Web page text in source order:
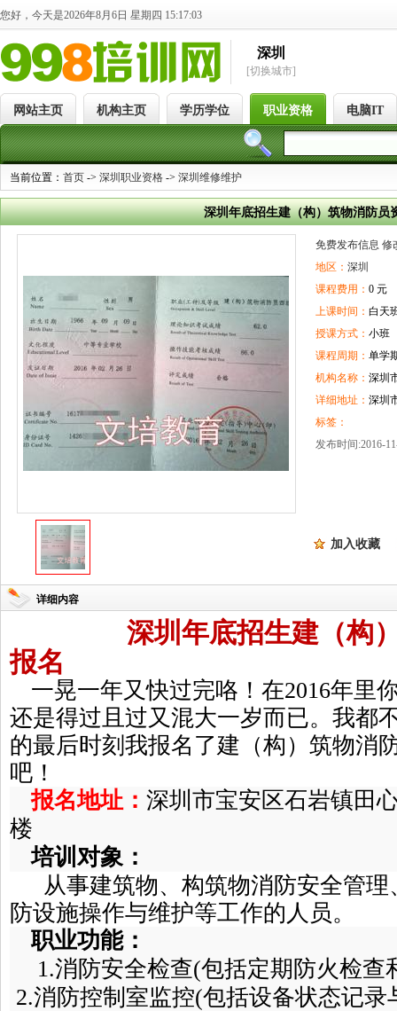
您好，今天是2026年8月6日 星期四 15:17:03
深圳
[切换城市]
网站主页 机构主页 学历学位 职业资格 电脑IT
当前位置： 首页 -> 深圳职业资格 -> 深圳维修维护
深圳年底招生建（构）筑物消防员
免费发布信息 修
地区： 深圳
课程费用： 0 元
上课时间： 白天
授课方式： 小班
课程周期： 单学
机构名称： 深圳
详细地址： 深圳
标签：
发布时间:2016-
加入收藏
详细内容
深圳年底招生建（构
报名
一晃一年又快过完咯！在2016年里
还是得过且过又混大一岁而已。我都
的最后时刻我报名了建（构）筑物消
吧！
报名地址： 深圳市宝安区石岩镇田
楼
培训对象：
从事建筑物、构筑物消防安全管
防设施操作与维护等工作的人员。
职业功能：
1.消防安全检查(包括定期防火检查
2.消防控制室监控(包括设备状态记